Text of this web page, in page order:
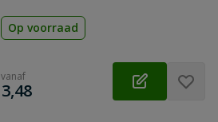
Op voorraad
vanaf
€
3,48